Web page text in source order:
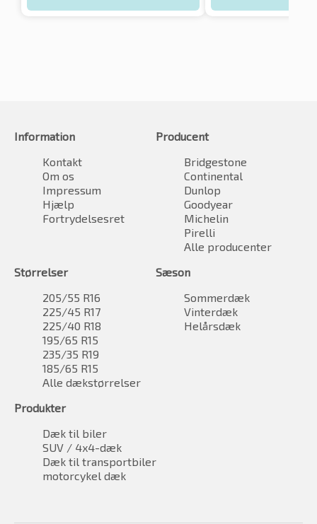
Information
Kontakt
Om os
Impressum
Hjælp
Fortrydelsesret
Producent
Bridgestone
Continental
Dunlop
Goodyear
Michelin
Pirelli
Alle producenter
Størrelser
205/55 R16
225/45 R17
225/40 R18
195/65 R15
235/35 R19
185/65 R15
Alle dækstørrelser
Sæson
Sommerdæk
Vinterdæk
Helårsdæk
Produkter
Dæk til biler
SUV / 4x4-dæk
Dæk til transportbiler
motorcykel dæk